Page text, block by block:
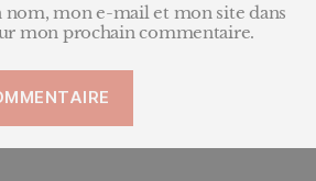
mon e-mail et mon site dans
mon prochain commentaire.